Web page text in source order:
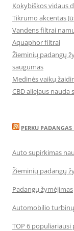
Kokybiškos vidaus
Tikrumo akcentas
Vandens filtrai
Aquaphor filtrai
Žieminių padangų
saugumas
Medinės vaikų
CBD aliejaus
PERKU PADANGAS
Auto supirkimas
Žieminių padangų
Padangų žymėjimas
Automobilio
TOP 6